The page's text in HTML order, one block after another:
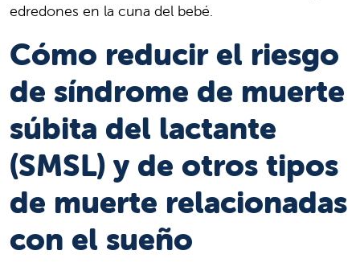
edredones en la cuna del bebé.
Cómo reducir el riesgo
de síndrome de muerte
súbita del lactante
(SMSL) y de otros tipos
de muerte relacionadas
con el sueño